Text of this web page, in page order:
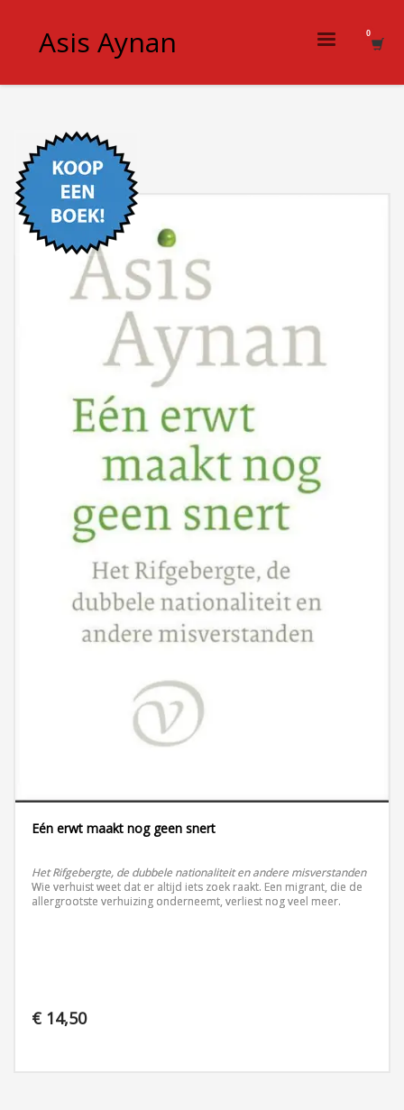
Asis Aynan
Eén erwt maakt nog geen snert
Het Rifgebergte, de dubbele nationaliteit en andere misverstanden
Wie verhuist weet dat er altijd iets zoek raakt. Een migrant, die de
allergrootste verhuizing onderneemt, verliest nog veel meer.
€ 14,50